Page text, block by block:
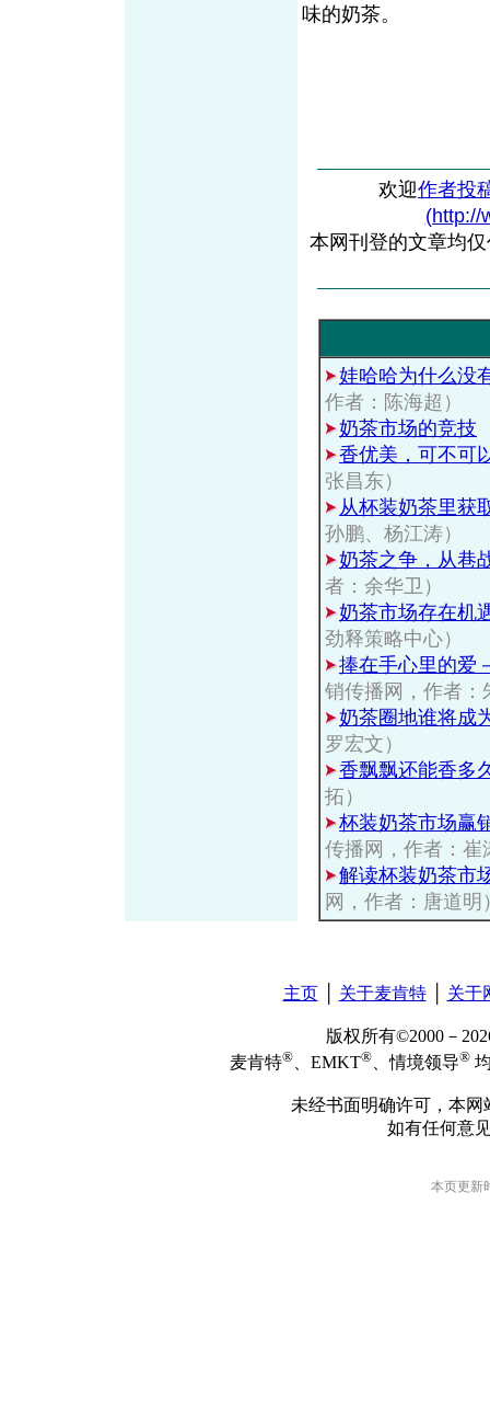
味的奶茶。
欢迎作者投
(http://
本网刊登的文章均
娃哈哈为什么没
作者：陈海超）
奶茶市场的竞技
香优美，可不可
张昌东）
从杯装奶茶里获
孙鹏、杨江涛）
奶茶之争，从巷
者：余华卫）
奶茶市场存在机
劲释策略中心）
捧在手心里的爱
销传播网，作者：
奶茶圈地谁将成
罗宏文）
香飘飘还能香多
拓）
杯装奶茶市场赢
传播网，作者：崔
解读杯装奶茶市
网，作者：唐道明
主页│ 关于麦肯特│ 关于
版权所有©2000－
麦肯特® 、EMKT® 、情境领导®
未经书面明确许可，本
如有任何意
本页更新